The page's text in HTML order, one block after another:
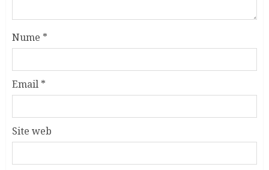
Nume *
Email *
Site web